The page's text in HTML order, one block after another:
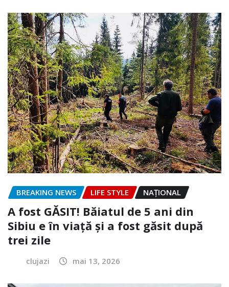
BREAKING NEWS LIFE STYLE NAŢIONAL
A fost GĂSIT! Băiatul de 5 ani din
Sibiu e în viață și a fost găsit după
trei zile
clujazi mai 13, 2026